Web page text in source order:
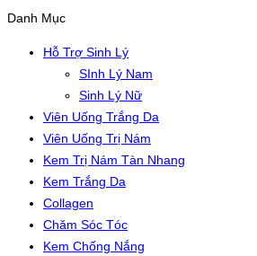
Danh Mục
Hỗ Trợ Sinh Lý
SInh Lý Nam
Sinh Lý Nữ
Viên Uống Trắng Da
Viên Uống Trị Nám
Kem Trị Nám Tàn Nhang
Kem Trắng Da
Collagen
Chăm Sóc Tóc
Kem Chống Nắng